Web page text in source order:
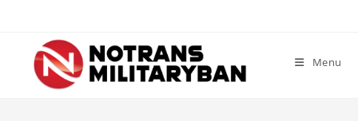
content
Menu